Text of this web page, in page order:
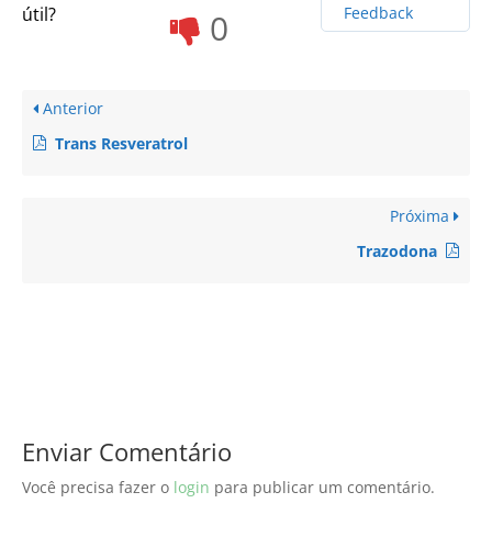
útil?
0
Feedback
Anterior
Trans Resveratrol
Próxima
Trazodona
Enviar Comentário
Você precisa fazer o login para publicar um comentário.